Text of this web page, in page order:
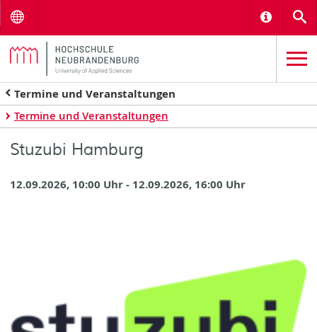
Termine und Veranstaltungen
Termine und Veranstaltungen
Stuzubi Hamburg
12.09.2026, 10:00 Uhr - 12.09.2026, 16:00 Uhr